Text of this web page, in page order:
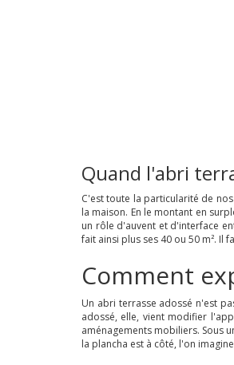
Quand l'abri
C'est toute la particularité de
la maison. En le montant en
un rôle d'auvent et d'interface
fait ainsi plus ses 40 ou 50 m². Il
Comment
Un abri terrasse adossé n'est
adossé, elle, vient modifier
aménagements mobiliers. Sous
la plancha est à côté, l'on